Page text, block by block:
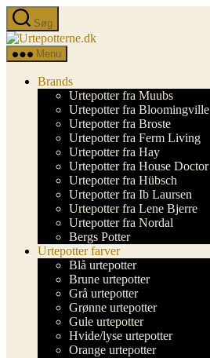
Spring
til
indholdet
Søg
Urtepotterne.dk
Menu
Brands
Urtepotter fra Muubs
Urtepotter fra Bloomingville
Urtepotter fra Broste
Urtepotter fra Ferm Living
Urtepotter fra Hay
Urtepotter fra House Doctor
Urtepotter fra Hübsch
Urtepotter fra Ib Laursen
Urtepotter fra Lene Bjerre
Urtepotter fra Nordal
Bergs Potter
Urtepotter farver
Blå urtepotter
Brune urtepotter
Grå urtepotter
Grønne urtepotter
Gule urtepotter
Hvide/lyse urtepotter
Orange urtepotter